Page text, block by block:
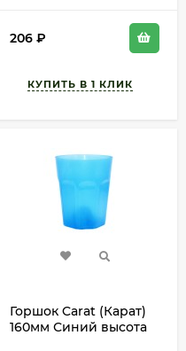
206 ₽
Горшок Carat (Карат)
160мм Синий высота